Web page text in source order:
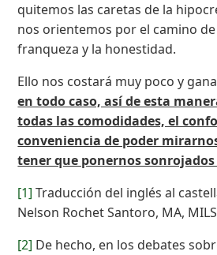
quitemos las caretas de la
nos orientemos por el camino
franqueza y la honestidad.
Ello nos costará muy poco y
en todo caso, así de esta
todas las comodidades, el
conveniencia de poder
tener que ponernos
[1] Traducción del inglés al
Nelson Rochet Santoro, MA,
[2] De hecho, en los debates